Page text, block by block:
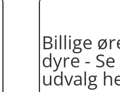
Billige
dyre -
udvalg